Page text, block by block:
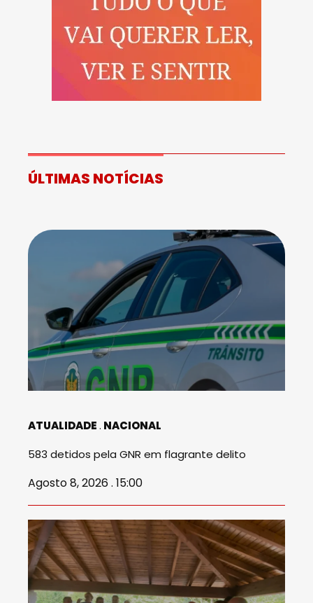
ÚLTIMAS NOTÍCIAS
ATUALIDADE NACIONAL
583 detidos pela GNR em flagrante delito
Agosto 8, 2026 . 15:00